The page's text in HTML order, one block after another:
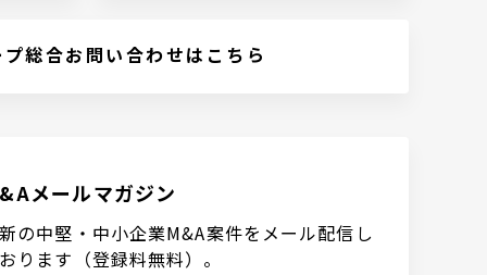
総合お問い合わせはこちら
メールマガジン
の中堅・中小企業M&A案件をメール配信し
ります（登録料無料）。